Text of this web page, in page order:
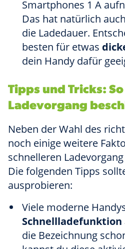
Smartphones 1 A
Das hat natürlich
die Ladedauer.
besten für etwas
dein Handy dafür
Tipps und Tricks:
Ladevorgang
Neben der Wahl des
noch einige weitere
schnelleren
Die folgenden Tipps
ausprobieren:
Viele moderne
Schnellladefunktion
die Bezeichnung